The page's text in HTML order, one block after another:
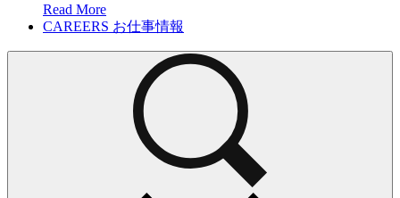
Read More
CAREERS お仕事情報